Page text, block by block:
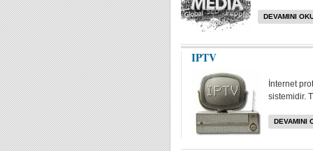
DEVAMINI
IPTV
İnternet
sistemidir.
DEVAMINI